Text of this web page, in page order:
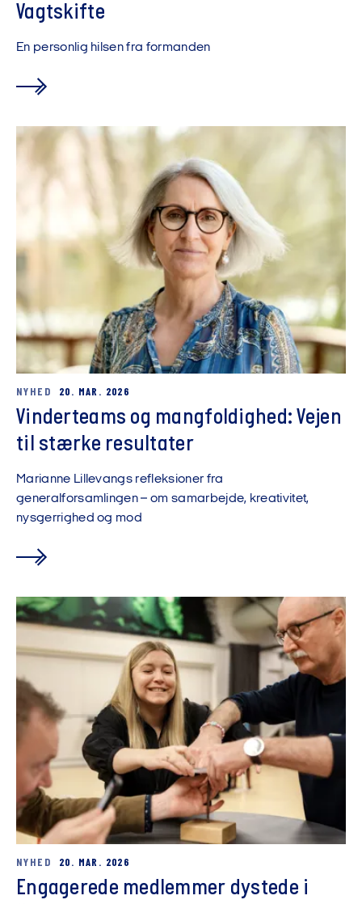
Vagtskifte
En personlig hilsen fra formanden
NYHED 20. MAR. 2026
Vinderteams og mangfoldighed: Vejen
til stærke resultater
Marianne Lillevangs refleksioner fra
generalforsamlingen – om samarbejde, kreativitet,
nysgerrighed og mod
NYHED 20. MAR. 2026
Engagerede medlemmer dystede i